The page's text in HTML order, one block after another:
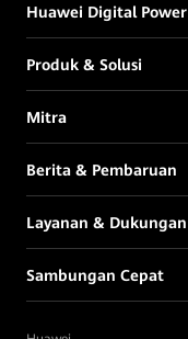
Huawei Digital Power
Produk & Solusi
Mitra
Berita & Pembaruan
Layanan & Dukungan
Sambungan Cepat